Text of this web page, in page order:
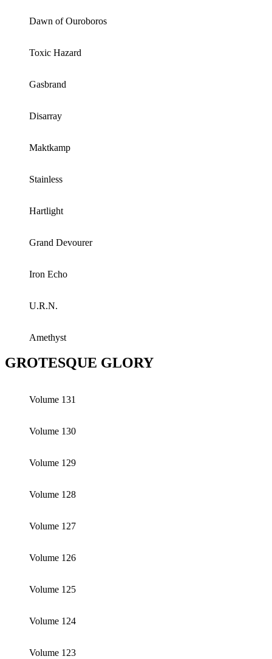
Dawn of Ouroboros
Toxic Hazard
Gasbrand
Disarray
Maktkamp
Stainless
Hartlight
Grand Devourer
Iron Echo
U.R.N.
Amethyst
GROTESQUE GLORY
Volume 131
Volume 130
Volume 129
Volume 128
Volume 127
Volume 126
Volume 125
Volume 124
Volume 123